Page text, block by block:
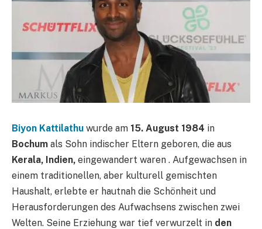
Biyon Kattilathu wurde am 15. August 1984 in
Bochum als Sohn indischer Eltern geboren, die aus
Kerala, Indien, eingewandert waren . Aufgewachsen in
einem traditionellen, aber kulturell gemischten
Haushalt, erlebte er hautnah die Schönheit und
Herausforderungen des Aufwachsens zwischen zwei
Welten. Seine Erziehung war tief verwurzelt in den